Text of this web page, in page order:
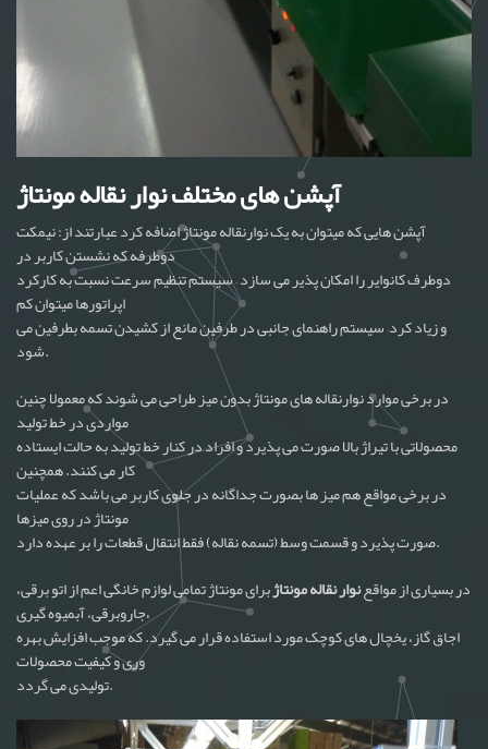
آپشن های مختلف نوار نقاله مونتاژ
آپشن هایی که میتوان به یک نوارنقاله مونتاژ اضافه کرد عبارتند از: نیمکت
دوطرفه که نشستن کاربر در
دوطرف کانوایر را امکان پذیر می سازد – سیستم تنظیم سرعت نسبت به کارکرد
اپراتورها میتوان کم
و زیاد کرد– سیستم راهنمای جانبی در طرفین مانع از کشیدن تسمه بطرفین می
شود.
در برخی موارد نوارنقاله های مونتاژ بدون میز طراحی می شوند که معمولا چنین
مواردی در خط تولید
محصولاتی با تیراژ بالا صورت می پذیرد و افراد در کنار خط تولید به حالت ایستاده
کار می کنند. همچنین
در برخی مواقع هم میز ها بصورت جداگانه در جلوی کاربر می باشد که عملیات
مونتاژ در روی میزها
صورت پذیرد و قسمت وسط (تسمه نقاله) فقط انتقال قطعات را بر عهده دارد.
در بسیاری از مواقعنوار نقاله مونتاژبرای مونتاژ تمامی لوازم خانگی اعم از اتو برقی،
جاروبرقی، آبمیوه گیری،
اجاق گاز، یخچال های کوچک مورد استفاده قرار می گیرد. که موجب افزایش بهره
وری و کیفیت محصولات
تولیدی می گردد.